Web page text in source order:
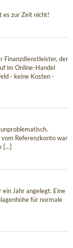
es zur Zeit nicht!
Finanzdienstleister, der
im Online-Handel
- keine Kosten -
Referenzkonto war
ein Jahr angelegt. Eine
für normale